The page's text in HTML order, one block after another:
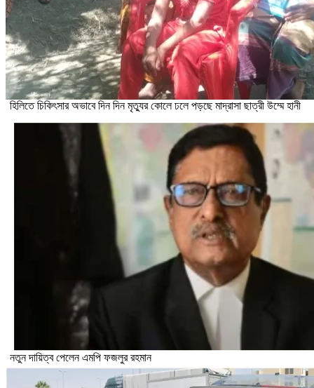
হিলিতে চিকিৎসার অভাবে দিন দিন মৃত্যুর কোলে ঢলে পড়ছে মাদ্রাসা ছাত্রী উম্মে হানী
নতুন দায়িত্ব পেলেন এমপি ফজলুর রহমান